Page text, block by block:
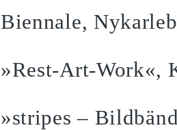
Biennale,
»Rest-Art-Work«,
»stripes –